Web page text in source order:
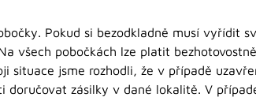
Pokud si bezodkladně musí vyřídit
všech pobočkách lze platit
situace jsme rozhodli, že v případě
zásilky v dané lokalitě. V